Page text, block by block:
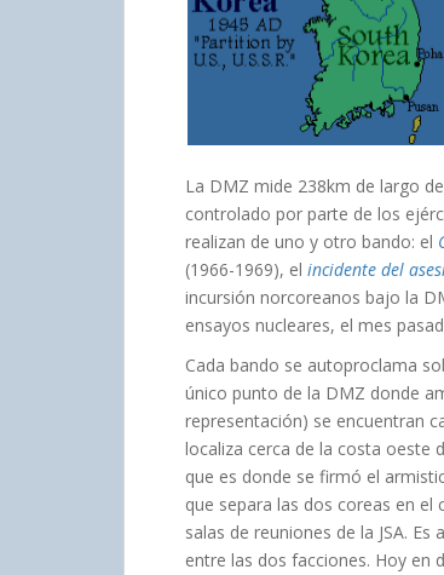
La DMZ mide 238km de largo
controlado por parte de los
realizan de uno y otro bando: el
(1966-1969), el incidente del
incursión norcoreanos bajo la
ensayos nucleares, el mes
Cada bando se autoproclama
único punto de la DMZ donde
representación) se encuentran
localiza cerca de la costa oeste
que es donde se firmó el
que separa las dos coreas en
salas de reuniones de la JSA.
entre las dos facciones. Hoy en